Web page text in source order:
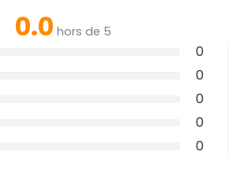
0.0 hors de 5
0
0
0
0
0